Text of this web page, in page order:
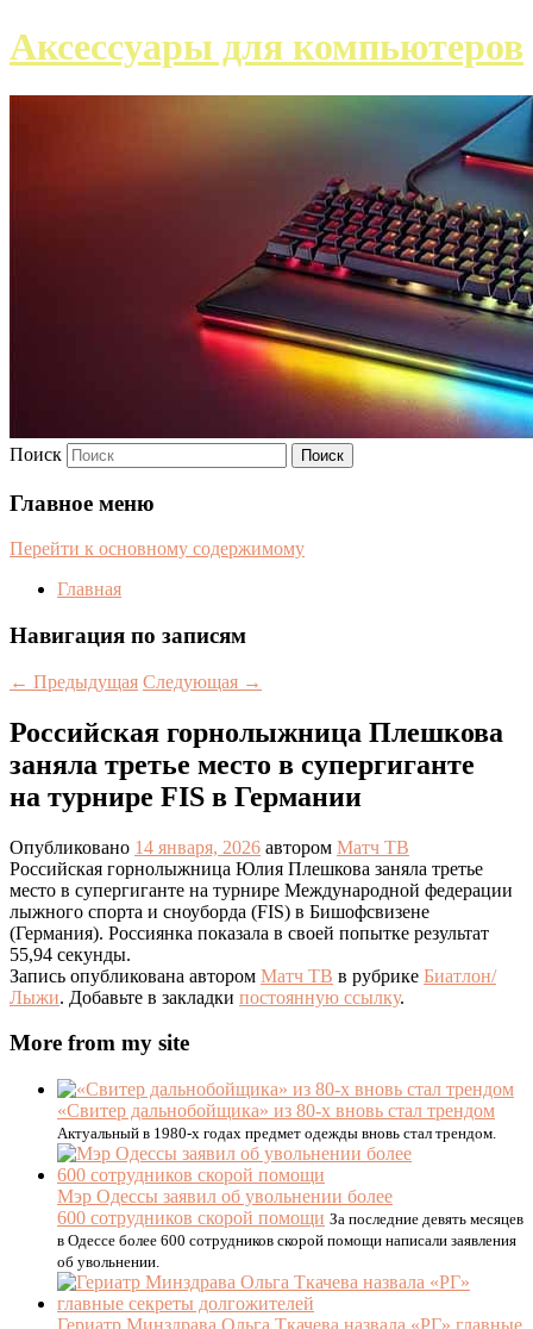
Аксессуары для компьютеров
Поиск
Главное меню
Перейти к основному содержимому
Главная
Навигация по записям
← Предыдущая Следующая →
Российская горнолыжница Плешкова
заняла третье место в супергиганте
на турнире FIS в Германии
Опубликовано 14 января, 2026 автором Матч ТВ
Российская горнолыжница Юлия Плешкова заняла третье
место в супергиганте на турнире Международной федерации
лыжного спорта и сноуборда (FIS) в Бишофсвизене
(Германия). Россиянка показала в своей попытке результат
55,94 секунды.
Запись опубликована автором Матч ТВ в рубрике Биатлон/
Лыжи. Добавьте в закладки постоянную ссылку.
More from my site
«Свитер дальнобойщика» из 80-х вновь стал трендом
Актуальный в 1980-х годах предмет одежды вновь стал трендом.
Мэр Одессы заявил об увольнении более
600 сотрудников скорой помощи За последние девять месяцев
в Одессе более 600 сотрудников скорой помощи написали заявления
об увольнении.
Гериатр Минздрава Ольга Ткачева назвала «РГ» главные